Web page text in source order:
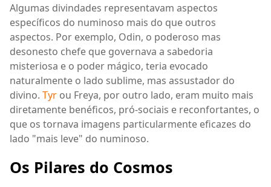
Algumas divindades representavam aspectos
específicos do numinoso mais do que outros
aspectos. Por exemplo, Odin, o poderoso mas
desonesto chefe que governava a sabedoria
misteriosa e o poder mágico, teria evocado
naturalmente o lado sublime, mas assustador do
divino. Tyr ou Freya, por outro lado, eram muito mais
diretamente benéficos, pró-sociais e reconfortantes, o
que os tornava imagens particularmente eficazes do
lado "mais leve" do numinoso.
Os Pilares do Cosmos